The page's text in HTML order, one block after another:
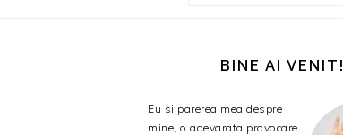
PRINCIPALĂBINE AI VENIT!
Eu si parerea mea despre
mine, o adevarata provocare